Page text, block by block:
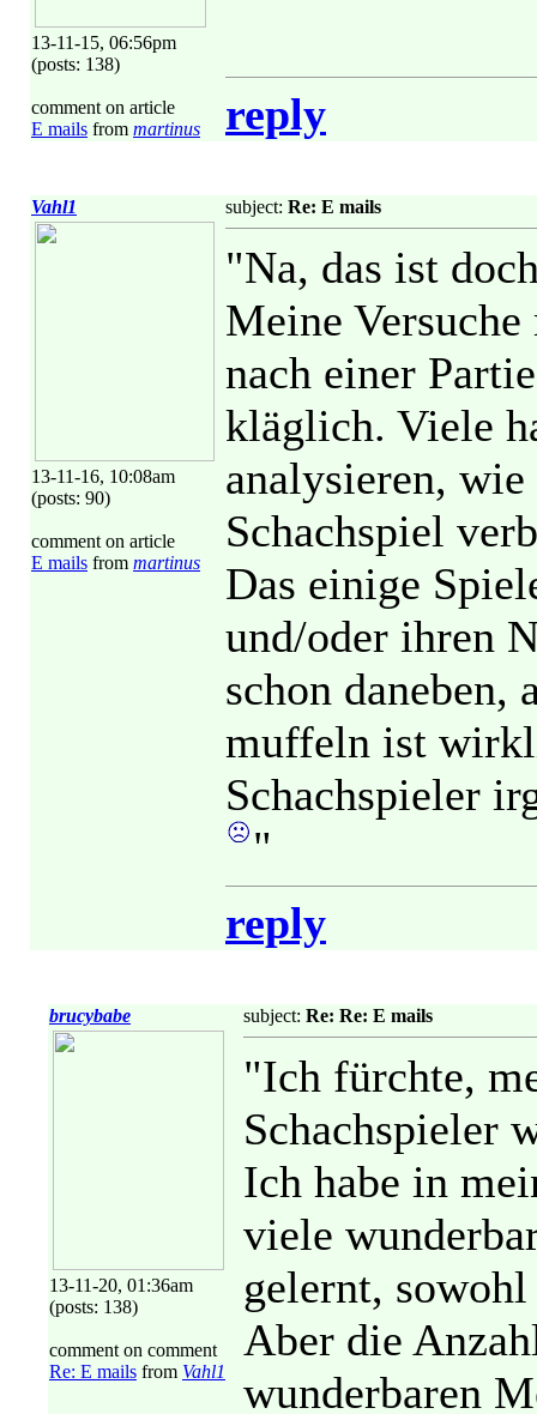
13-11-15, 06:56pm
(posts: 138)
comment on article
E mails from martinus reply
Vahl1
13-11-16, 10:08am
(posts: 90)
comment on article
E mails from martinus
subject: Re: E mails
"Na, das ist
Meine
nach einer
kläglich. Viele
analysieren, wie
Schachspiel
Das einige
und/oder ihren
schon daneben,
muffeln ist
Schachspieler
"
reply
brucybabe
13-11-20, 01:36am
(posts: 138)
comment on comment
Re: E mails from Vahl1
subject: Re: Re: E mails
"Ich fürchte,
Schachspieler
Ich habe in
viele
gelernt,
Aber die
wunderbaren